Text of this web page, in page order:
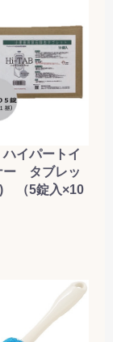
イパートイ
ー タブレッ
（5錠入×10